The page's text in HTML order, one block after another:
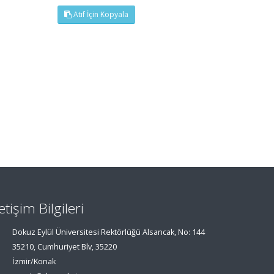
Atıf İçin Kopyala
Bilgileri
Dokuz Eylül Üniversitesi Rektörlüğü Alsancak, No: 144
35210, Cumhuriyet Blv, 35220
İzmir/Konak